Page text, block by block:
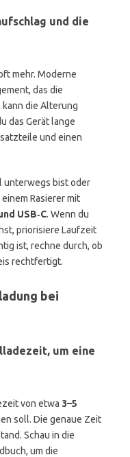
und die
mehr. Moderne
das die
die Alterung
das Gerät lange
und einen
unterwegs bist oder
Rasierer mit
USB‑C. Wenn du
priorisiere Laufzeit
ist, rechne durch, ob
rechtfertigt.
bei
um eine
von etwa 3–5
soll. Die genaue Zeit
Schau in die
um die